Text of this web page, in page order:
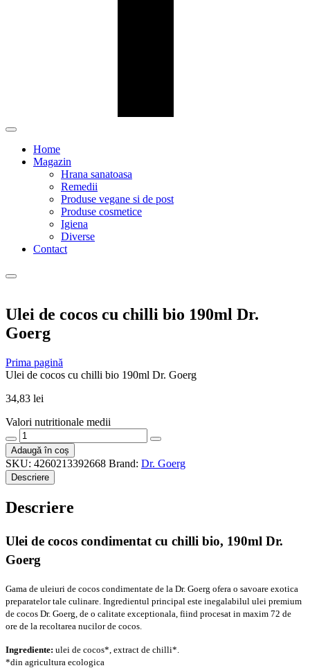
Home
Magazin
Hrana sanatoasa
Remedii
Produse vegane si de post
Produse cosmetice
Igiena
Diverse
Contact
Ulei de cocos cu chilli bio 190ml Dr.
Goerg
Prima pagină
Ulei de cocos cu chilli bio 190ml Dr. Goerg
34,83 lei
Valori nutritionale medii
Cantitate
Ulei
de
cocos
cu
bio
Goerg
Adaugă în coș
SKU: 4260213392668 Brand: Dr. Goerg
Descriere
Descriere
Ulei de cocos condimentat cu chilli bio, 190ml Dr.
Goerg
Gama de uleiuri de cocos condimentate de la Dr. Goerg ofera o savoare exotica
preparatelor tale culinare. Ingredientul principal este inegalabilul ulei premium
de cocos Dr. Goerg, de o calitate exceptionala, fiind procesat in maxim 72 de
ore de la recoltarea nucilor de cocos.
Ingrediente: ulei de cocos*, extract de chilli*.
*din agricultura ecologica